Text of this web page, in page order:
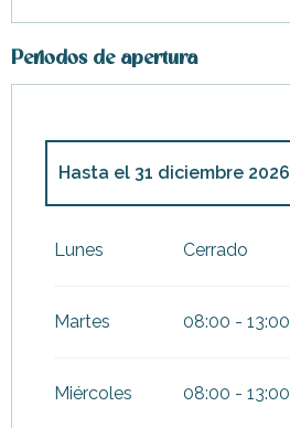
Periodos de apertura
2026
Hasta el 31 diciembre 2026
Lunes Cerrado
Martes 08:00 - 13:00
Miércoles 08:00 - 13:00